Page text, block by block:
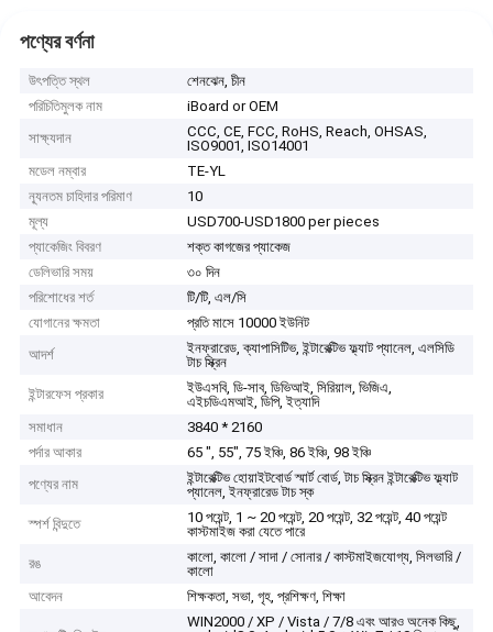
পণ্যের বর্ণনা
উৎপত্তি স্থল
শেনঝেন, চীন
পরিচিতিমুলক নাম
iBoard or OEM
সাক্ষ্যদান
CCC, CE, FCC, RoHS, Reach, OHSAS,
ISO9001, ISO14001
মডেল নম্বার
TE-YL
ন্যূনতম চাহিদার পরিমাণ
10
মূল্য
USD700-USD1800 per pieces
প্যাকেজিং বিবরণ
শক্ত কাগজের প্যাকেজ
ডেলিভারি সময়
৩০ দিন
পরিশোধের শর্ত
টি/টি, এল/সি
যোগানের ক্ষমতা
প্রতি মাসে 10000 ইউনিট
আদর্শ
ইনফ্রারেড, ক্যাপাসিটিভ, ইন্টারেক্টিভ ফ্ল্যাট প্যানেল, এলসিডি
টাচ স্ক্রিন
ইন্টারফেস প্রকার
ইউএসবি, ডি-সাব, ডিভিআই, সিরিয়াল, ভিজিএ,
এইচডিএমআই, ডিপি, ইত্যাদি
সমাধান
3840 * 2160
পর্দার আকার
65 ", 55", 75 ইঞ্চি, 86 ইঞ্চি, 98 ইঞ্চি
পণ্যের নাম
ইন্টারেক্টিভ হোয়াইটবোর্ড স্মার্ট বোর্ড, টাচ স্ক্রিন ইন্টারেক্টিভ ফ্ল্যাট
প্যানেল, ইনফ্রারেড টাচ স্ক
স্পর্শ বিন্দুতে
10 পয়েন্ট, 1 ~ 20 পয়েন্ট, 20 পয়েন্ট, 32 পয়েন্ট, 40 পয়েন্ট
কাস্টমাইজ করা যেতে পারে
রঙ
কালো, কালো / সাদা / সোনার / কাস্টমাইজযোগ্য, সিলভারি /
কালো
আবেদন
শিক্ষকতা, সভা, গৃহ, প্রশিক্ষণ, শিক্ষা
WIN2000 / XP / Vista / 7/8 এবং আরও অনেক কিছু,